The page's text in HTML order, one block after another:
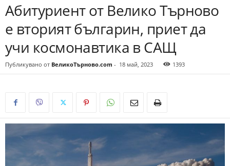
Абитуриент от Велико Търново
е вторият българин, приет да
учи космонавтика в САЩ
Публикувано от ВеликоТърново.com - 18 май, 2023 1393